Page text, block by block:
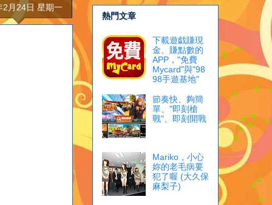
2月24日 星期一
熱門文章
下載遊戯賺現
金、賺點數的
APP，"免費
Mycard"與"98
98手遊基地"
節奏快、夠簡
單、"即刻槍
戰"、即刻開戰
Mariko，小心
妳的老毛病要
犯了喔 (大久保
麻梨子)